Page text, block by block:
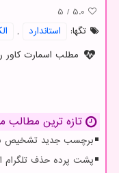
5.0
/
5
تگها:
استاندارد ,
مطلب اسمارت کاور
تازه ترین مطالب
برچسب جدید تشخیص
پشت پرده حذف تلگرام